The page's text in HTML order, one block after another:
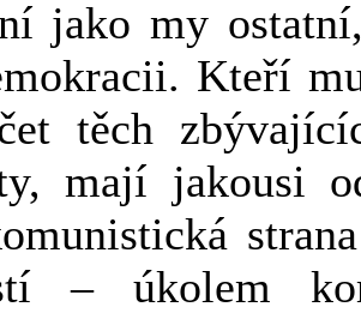
jako my
Kteří
těch
mají jakousi
– úkolem